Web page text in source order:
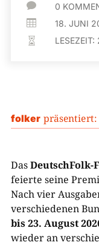
 0
 18. JUNI
 LESEZEIT:
folker präsentiert:
DasDeutschFolk-
feierte seine
Nach vier
verschiedenen
bis 23. August
wieder an